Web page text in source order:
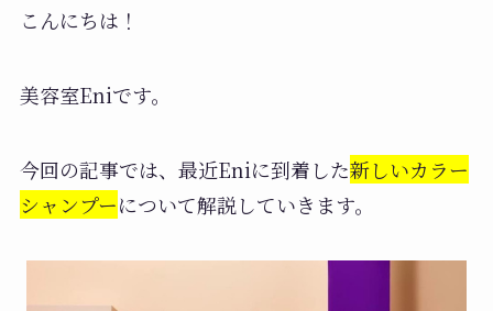
こんにちは！
美容室Eniです。
今回の記事では、最近Eniに到着した新しいカラー
シャンプーについて解説していきます。